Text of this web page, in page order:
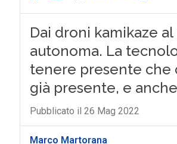
Dai droni kamikaze
autonoma. La
tenere presente che
già presente, e
Pubblicato il 26 Mag 2022
Marco Martorana